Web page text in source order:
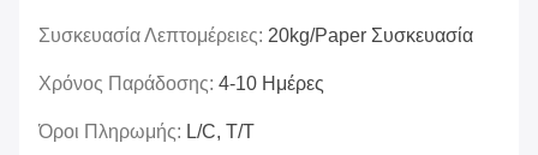
Συσκευασία Λεπτομέρειες: 20kg/paper Συσκευασία
Χρόνος Παράδοσης: 4-10 Ημέρες
Όροι Πληρωμής: L/C, T/T